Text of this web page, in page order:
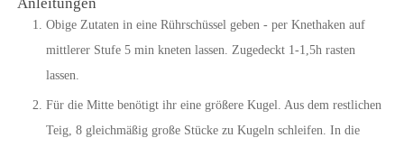
Obige Zutaten in eine Rührschüssel geben - per Knethaken auf
mittlerer Stufe 5 min kneten lassen. Zugedeckt 1-1,5h rasten
lassen.
Für die Mitte benötigt ihr eine größere Kugel. Aus dem restlichen
Teig, 8 gleichmäßig große Stücke zu Kugeln schleifen. In die